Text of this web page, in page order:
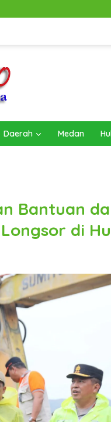
Serapan
Daerah Medan
Bantuan
di